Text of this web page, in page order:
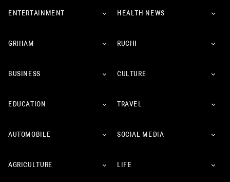
ENTERTAINMENT HEALTH NEWS
GRIHAM RUCHI
BUSINESS CULTURE
EDUCATION TRAVEL
AUTOMOBILE SOCIAL MEDIA
AGRICULTURE LIFE